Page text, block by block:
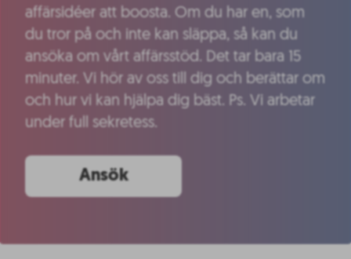
affärsidéer att boosta. Om du har en, som
du tror på och inte kan släppa, så kan du
ansöka om vårt affärsstöd. Det tar bara 15
minuter. Vi hör av oss till dig och berättar om
och hur vi kan hjälpa dig bäst. Ps. Vi arbetar
under full sekretess.
Ansök